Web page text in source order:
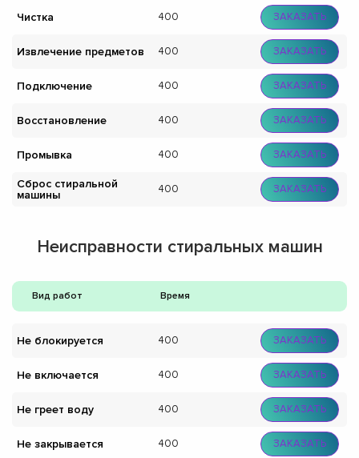
Чистка 400 ЗАКАЗАТЬ
Извлечение предметов 400 ЗАКАЗАТЬ
Подключение 400 ЗАКАЗАТЬ
Восстановление 400 ЗАКАЗАТЬ
Промывка 400 ЗАКАЗАТЬ
Сброс стиральной
машины
400 ЗАКАЗАТЬ
Неисправности стиральных машин
Вид работ Время
Не блокируется 400 ЗАКАЗАТЬ
Не включается 400 ЗАКАЗАТЬ
Не греет воду 400 ЗАКАЗАТЬ
Не закрывается 400 ЗАКАЗАТЬ